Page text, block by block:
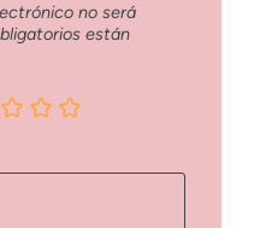
no será
están